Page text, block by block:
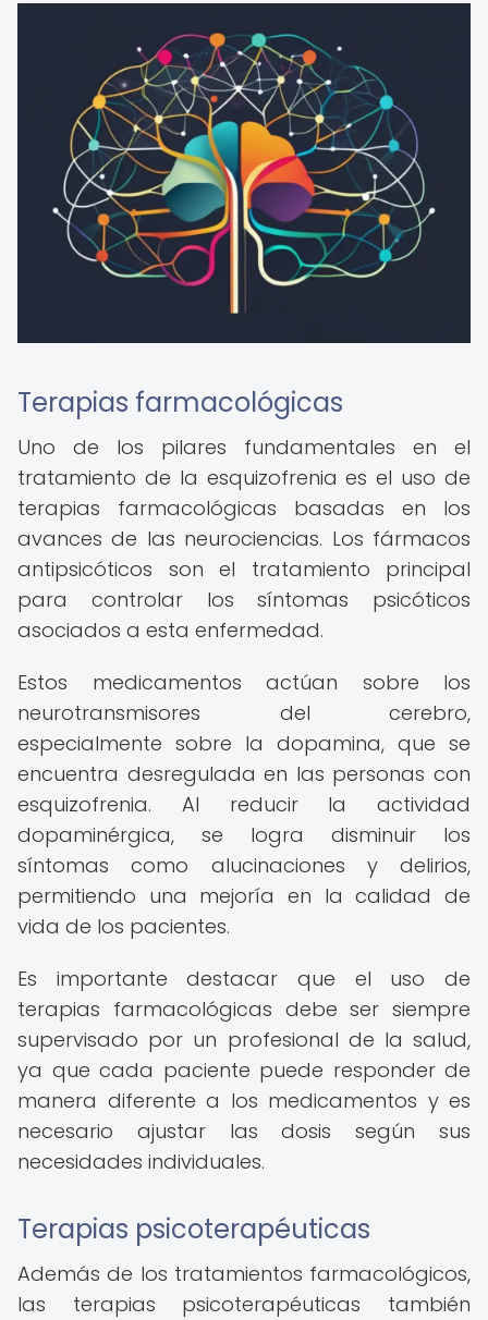
Terapias farmacológicas
Uno de los pilares fundamentales en el
tratamiento de la esquizofrenia es el uso de
terapias farmacológicas basadas en los
avances de las neurociencias. Los fármacos
antipsicóticos son el tratamiento principal
para controlar los síntomas psicóticos
asociados a esta enfermedad.
Estos medicamentos actúan sobre los
neurotransmisores del cerebro,
especialmente sobre la dopamina, que se
encuentra desregulada en las personas con
esquizofrenia. Al reducir la actividad
dopaminérgica, se logra disminuir los
síntomas como alucinaciones y delirios,
permitiendo una mejoría en la calidad de
vida de los pacientes.
Es importante destacar que el uso de
terapias farmacológicas debe ser siempre
supervisado por un profesional de la salud,
ya que cada paciente puede responder de
manera diferente a los medicamentos y es
necesario ajustar las dosis según sus
necesidades individuales.
Terapias psicoterapéuticas
Además de los tratamientos farmacológicos,
las terapias psicoterapéuticas también